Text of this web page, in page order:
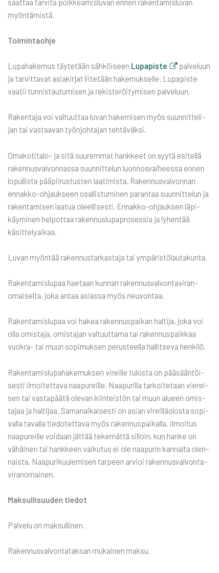
saat­taa tar­vi­ta poik­kea­mis­lu­van ennen raken­ta­mis­lu­van
myön­tä­mis­tä.
Toi­min­taoh­je
Lupa­ha­ke­mus täy­te­tään säh­köi­seen Lupa­pis­te
pal­ve­luun
ja tar­vit­ta­vat asia­kir­jat lii­te­tään hake­muk­sel­le. Lupa­pis­te
vaa­tii tun­nis­tau­tu­mi­sen ja rekis­te­röi­ty­mi­sen pal­ve­luun.
Raken­ta­ja voi val­tuut­taa luvan hake­mi­sen myös suun­nit­te­li­
jan tai vas­taa­van työn­joh­ta­jan teh­tä­väk­si.
Oma­ko­ti­ta­lo- ja sitä suu­rem­mat hank­keet on syy­tä esi­tel­lä
raken­nus­val­von­nas­sa suun­nit­te­lun luon­nos­vai­hees­sa ennen
lopul­lis­ta pää­pii­rus­tus­ten laa­ti­mis­ta. Raken­nus­val­von­nan
ennak­ko-ohjauk­seen osal­lis­tu­mi­nen paran­taa suun­nit­te­lun ja
raken­ta­mi­sen laa­tua oleel­li­ses­ti. Ennak­ko-ohjauk­sen läpi­
käy­mi­nen hel­pot­taa raken­nus­lu­pa­pro­ses­sia ja lyhen­tää
käsit­te­ly­ai­kaa.
Luvan myön­tää raken­nus­tar­kas­ta­ja tai ympä­ris­tö­lau­ta­kun­ta.
Raken­ta­mis­lu­paa hae­taan kun­nan raken­nus­val­von­ta­vi­ran­
omai­sel­ta, joka antaa asias­sa myös neu­von­taa.
Raken­ta­mis­lu­paa voi hakea raken­nus­pai­kan hal­ti­ja, joka voi
olla omis­ta­ja, omis­ta­jan val­tuut­ta­ma tai raken­nus­paik­kaa
vuo­kra- tai muun sopi­muk­sen perus­teel­la hal­lit­se­va hen­ki­lö.
Raken­ta­mis­lu­pa­ha­ke­muk­sen vireil­le tulos­ta on pää­sään­töi­
ses­ti ilmoi­tet­ta­va naa­pu­reil­le. Naa­pu­ril­la tar­koi­te­taan vie­rei­
sen tai vas­ta­pää­tä ole­van kiin­teis­tön tai muun alu­een omis­
ta­jaa ja hal­ti­jaa. Saman­ai­kai­ses­ti on asian vireil­lä­olos­ta sopi­
val­la taval­la tie­do­tet­ta­va myös raken­nus­pai­kal­la. Ilmoi­tus
naa­pu­reil­le voi­daan jät­tää teke­mät­tä sil­loin, kun han­ke on
vähäi­nen tai hank­keen vai­ku­tus ei ole naa­pu­rin kan­nal­ta olen­
nais­ta. Naa­pu­ri­kuu­le­mi­sen tar­peen arvioi raken­nus­val­von­ta­
vi­ran­omai­nen.
Mak­sul­li­suu­den tie­dot
Pal­ve­lu on mak­sul­li­nen.
Raken­nus­val­von­ta­tak­san mukai­nen mak­su.